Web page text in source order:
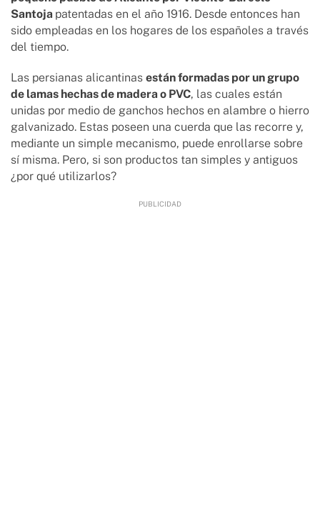
Santoja patentadas en el año 1916. Desde entonces han
sido empleadas en los hogares de los españoles a través
del tiempo.
Las persianas alicantinas están formadas por un grupo
de lamas hechas de madera o PVC, las cuales están
unidas por medio de ganchos hechos en alambre o hierro
galvanizado. Estas poseen una cuerda que las recorre y,
mediante un simple mecanismo, puede enrollarse sobre
sí misma. Pero, si son productos tan simples y antiguos
¿por qué utilizarlos?